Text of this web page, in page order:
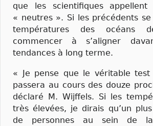
que les scientifiques appellent
« neutres ». Si les précédents
températures des océans
commencer à s’aligner
tendances à long terme.
« Je pense que le véritable
passera au cours des douze
déclaré M. Wijffels. Si les
très élevées, je dirais qu’un
de personnes au sein de la